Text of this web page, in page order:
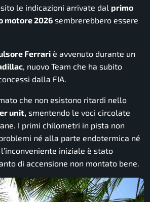
le indicazioni arrivate dal primo
motore 2026 sembrerebbero essere
Ferrari è avvenuto durante un
, nuovo Team che ha subito
dalla FIA.
che non esistono ritardi nello
unit, smentendo le voci circolate
I primi chilometri in pista non
né alla parte endotermica né
iniziale è stato
di accensione non montato bene.